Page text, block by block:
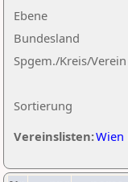
Ebene
Sortierung
Bundesland
Spgem./Kreis/Verein
Vereinslisten:Wien